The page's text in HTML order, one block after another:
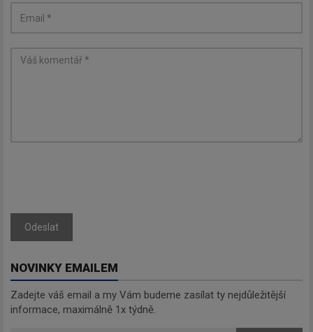
Odeslat
NOVINKY EMAILEM
Zadejte váš email a my Vám budeme zasílat ty nejdůležitější
informace, maximálně 1x týdně.